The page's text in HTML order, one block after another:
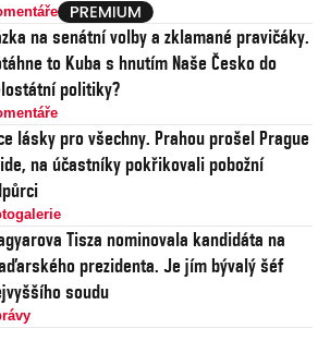
na senátní volby a zklamané pravičáky.
to Kuba s hnutím Naše Česko do
politiky?
lásky pro všechny. Prahou prošel Prague
na účastníky pokřikovali pobožní
Tisza nominovala kandidáta na
prezidenta. Je jím bývalý šéf
soudu